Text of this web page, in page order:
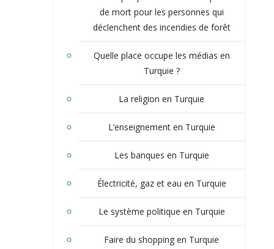
de mort pour les personnes qui
déclenchent des incendies de forêt
Quelle place occupe les médias en
Turquie ?
La religion en Turquie
L’enseignement en Turquie
Les banques en Turquie
Électricité, gaz et eau en Turquie
Le système politique en Turquie
Faire du shopping en Turquie